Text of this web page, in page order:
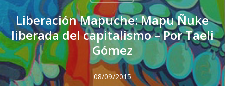
Liberación Mapuche: Mapu Ñuke
liberada del capitalismo – Por Taeli
Gómez
08/09/2015